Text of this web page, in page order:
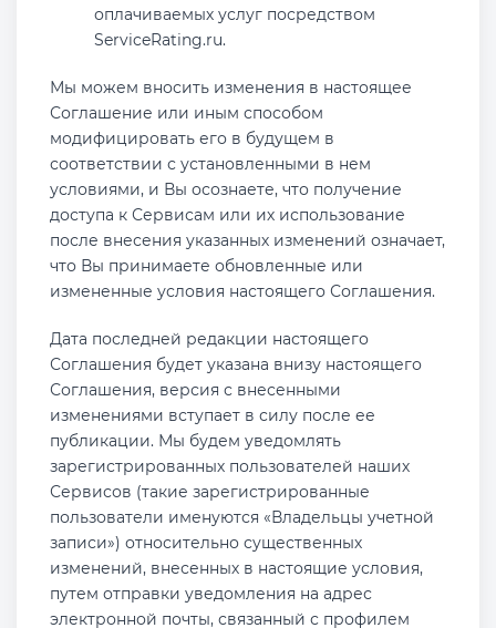
оплачиваемых услуг посредством
ServiceRating.ru.
Мы можем вносить изменения в настоящее
Соглашение или иным способом
модифицировать его в будущем в
соответствии с установленными в нем
условиями, и Вы осознаете, что получение
доступа к Сервисам или их использование
после внесения указанных изменений означает,
что Вы принимаете обновленные или
измененные условия настоящего Соглашения.
Дата последней редакции настоящего
Соглашения будет указана внизу настоящего
Соглашения, версия с внесенными
изменениями вступает в силу после ее
публикации. Мы будем уведомлять
зарегистрированных пользователей наших
Сервисов (такие зарегистрированные
пользователи именуются «Владельцы учетной
записи») относительно существенных
изменений, внесенных в настоящие условия,
путем отправки уведомления на адрес
электронной почты, связанный с профилем